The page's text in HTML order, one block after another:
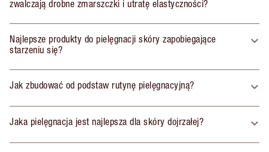
zwalczają drobne zmarszczki i utratę elastyczności?
Najlepsze produkty do pielęgnacji skóry zapobiegające
starzeniu się?
Jak zbudować od podstaw rutynę pielęgnacyjną?
Jaka pielęgnacja jest najlepsza dla skóry dojrzałej?